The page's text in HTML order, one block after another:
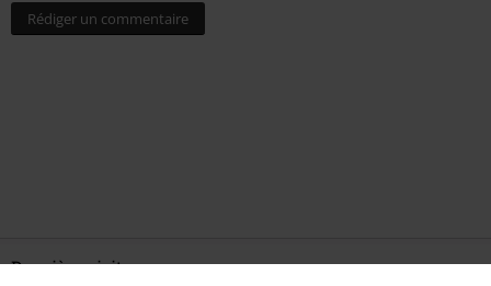
Rédiger un commentaire
Dernière visite